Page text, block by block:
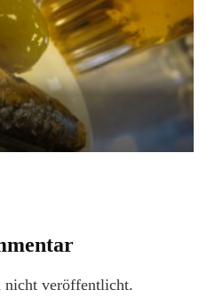
nicht veröffentlicht.